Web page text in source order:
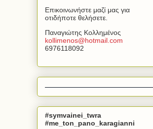
Επικοινωνήστε μαζί μας για
οτιδήποτε θελήσετε.
Παναγιώτης Κολλημένος
kollimenos@hotmail com
6976118092
#symvainei_twra
#me_ton_pano_karagianni